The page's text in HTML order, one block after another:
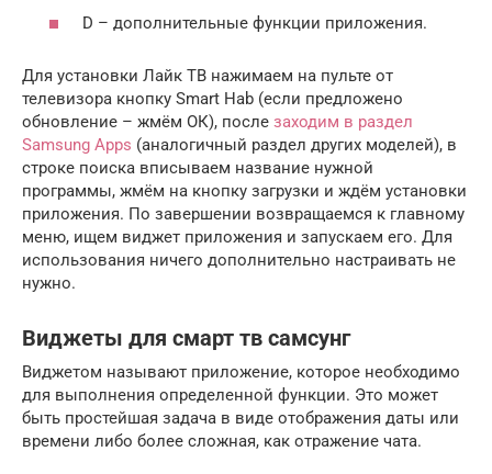
D – дополнительные функции приложения.
Для установки Лайк ТВ нажимаем на пульте от
телевизора кнопку Smart Hab (если предложено
обновление – жмём ОК), после заходим в раздел
Samsung Apps (аналогичный раздел других моделей), в
строке поиска вписываем название нужной
программы, жмём на кнопку загрузки и ждём установки
приложения. По завершении возвращаемся к главному
меню, ищем виджет приложения и запускаем его. Для
использования ничего дополнительно настраивать не
нужно.
Виджеты для смарт тв самсунг
Виджетом называют приложение, которое необходимо
для выполнения определенной функции. Это может
быть простейшая задача в виде отображения даты или
времени либо более сложная, как отражение чата.